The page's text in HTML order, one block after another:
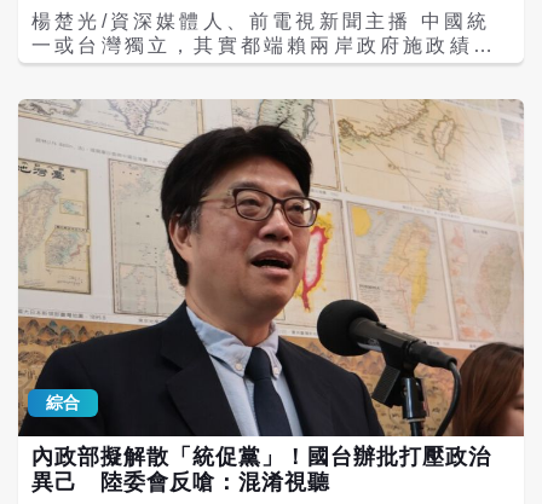
題，然後基本上是以客套化和場面化為主。所
以目前看起來，應該很快就會做出一個決定，
但是因為這個是跨部會的，所以可能時間稍微
有一些延遲，但是應該還是很快就會做出決
定。
是普通的失憶，而是刻意割裂事實、選擇性提
供資訊，把人民當成不懂制度、不會查證、只
能被政治口號牽著走的愚民。更荒謬的是，邱
文化」，另一方面又把「明文化」直接解讀成
「高度任意」。 張雅屏質疑：如果條文增加行
政裁量，當然可以具體指出；例如詢問電子資
料，以及涉及國安或刑事偵查時得不告知限制
理由，確實都值得關注與警戒。但依法評論，
必須對照條文；政治批判，也不能移花接木。
這部新規共有19條，適用於一般出境入境管
理，並不是專門針對赴台觀光或就學所制定。
大陸自2019年起暫停自由行簽注、2020年起
暫停陸生赴台，與一部2026年9月15日才開始
施行的規定，時間上根本無法構成直接因果。
陸委會卻硬把多年以前的交流中斷，扣到一部
尚未施行的新規頭上。這不是專業判斷，而是
利用人民不熟悉兩岸法規，故意混淆時間、制
度與因果，製造「所有問題都是大陸造成」的
單一印象。 張雅屏說，民進黨對此操作早已駕
楊楚光/資深媒體人、前電視新聞主播 中國統
一或台灣獨立，其實都端賴兩岸政府施政績效
的競合，有待時間去 考驗。 今天試以一項市政
個家庭旅遊團，到廈門附近去走了一趟，覺得
夏門的建設非常進步，綠化城市非常美麗，為
什麼台灣政府的官員不能去看看？ 最近一年多
行政院陸委會用盡一切手段，阻止政府官員到
大陸作交流訪訪問，理由是恐怕大陸對我們的
行政官員作統戰。 陸委會有點侮辱了台灣全體
公務人員，因為他們是受過完整的教育和訓
練，經過考試才進入政府機關工作，以他們的
智慧和教育水平，不致於輕易被中共政權所統
戰。 老實說台灣陸委會真的有被近年來大陸各
項進步所嚇到，因為兩岸的基建和都市繁榮不
能相比，所以很自然就阻擋國人前往參觀訪
問，但我們政府對自己的施政也要有信心，像
我們目前極好的社會福利政策、全民健保、福
利農民與原住民、國會朝野共議國事、地方及
中央的選舉制度等等，都是社會主義的中國所
綜合
內政部擬解散「統促黨」！國台辦批打壓政治
異己 陸委會反嗆：混淆視聽